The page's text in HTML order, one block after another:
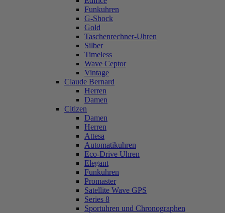
Funkuhren
G-Shock
Gold
Taschenrechner-Uhren
Silber
Timeless
Wave Ceptor
Vintage
Claude Bernard
Herren
Damen
Citizen
Damen
Herren
Attesa
Automatikuhren
Eco-Drive Uhren
Elegant
Funkuhren
Promaster
Satellite Wave GPS
Series 8
Sportuhren und Chronographen